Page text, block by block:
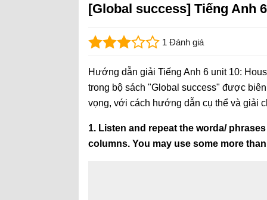
[Global success] Tiếng Anh
1 Đánh giá
Hướng dẫn giải Tiếng Anh 6 unit 10:
trong bộ sách "Global success" được
vọng, với cách hướng dẫn cụ thể và giải
1. Listen and repeat the worda/
columns. You may use some more